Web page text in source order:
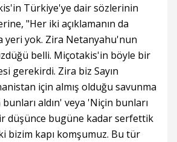
Türkiye'ye dair sözlerinin
"Her iki açıklamanın da
yeri yok. Zira Netanyahu'nun
belli. Miçotakis'in böyle bir
gerekirdi. Zira biz Sayın
için almış olduğu savunma
aldın' veya 'Niçin bunları
düşünce bugüne kadar serfettik
bizim kapı komşumuz. Bu tür